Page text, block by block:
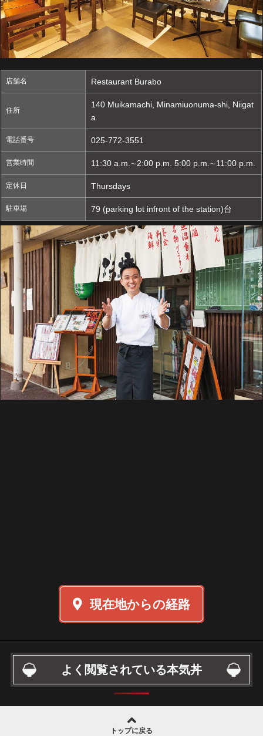
店舗名 Restaurant Burabo
住所
140 Muikamachi, Minamiuonuma-shi, Niigat
a
電話番号 025-772-3551
営業時間 11:30 a.m.∼2:00 p.m. 5:00 p.m.∼11:00 p.m.
定休日 Thursdays
駐車場 79 (parking lot infront of the station)台
現在地からの経路
よく閲覧されている本気丼
トップに戻る